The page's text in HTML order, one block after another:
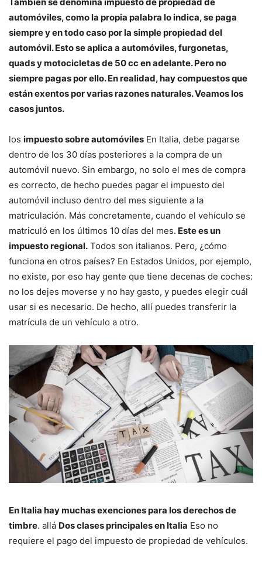
automóviles, como la propia palabra lo indica, se paga
siempre y en todo caso por la simple propiedad del
automóvil. Esto se aplica a automóviles, furgonetas,
quads y motocicletas de 50 cc en adelante. Pero no
siempre pagas por ello. En realidad, hay compuestos que
están exentos por varias razones naturales. Veamos los
casos juntos.
los impuesto sobre automóviles En Italia, debe pagarse
dentro de los 30 días posteriores a la compra de un
automóvil nuevo. Sin embargo, no solo el mes de compra
es correcto, de hecho puedes pagar el impuesto del
automóvil incluso dentro del mes siguiente a la
matriculación. Más concretamente, cuando el vehículo se
matriculó en los últimos 10 días del mes. Este es un
impuesto regional. Todos son italianos. Pero, ¿cómo
funciona en otros países? En Estados Unidos, por ejemplo,
no existe, por eso hay gente que tiene decenas de coches:
no los dejes moverse y no hay gasto, y puedes elegir cuál
usar si es necesario. De hecho, allí puedes transferir la
matrícula de un vehículo a otro.
En Italia hay muchas exenciones para los derechos de
timbre. allá Dos clases principales en Italia Eso no
requiere el pago del impuesto de propiedad de vehículos.